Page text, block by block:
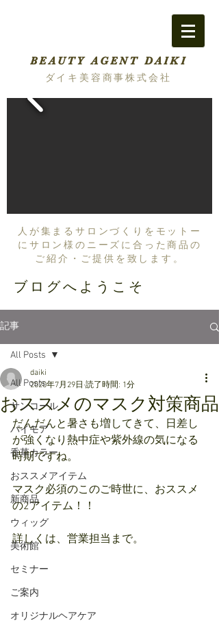
BEAUTY AGENT DAIKI
ダイキ美容商事株式会社
人が集まるサロンづくりをモットー
にサロン様のニーズに合った商品の
ご紹介・ご提供を致します。
ブログへようこそ
記事
All Posts
サンコール
パイモア
香草カラー
おススメアイテム
新商品
ウィッグ
美術館
セミナー
ご案内
オリジナルヘアケア
All Posts
おススメのマスク対策商品
daiki
2020年7月29日 読了時間: 1分
だんだんと暑さも増してきて、日差し
が強くなり熱中症や紫外線の気になる
時期ですね。
マスク必須のこのご時世に、おススメ
の2アイテム！！
詳しくは、営業担当まで。